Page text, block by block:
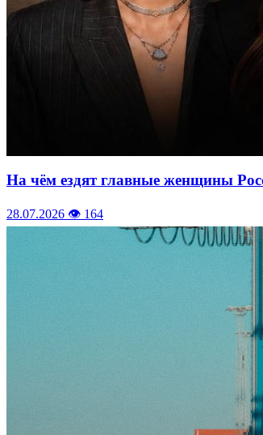
На чём ездят главные женщины
28.07.2026 👁 164